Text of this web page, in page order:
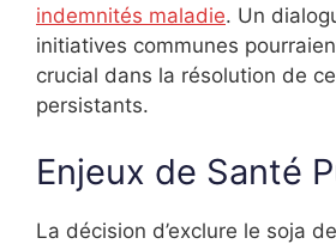
indemnités maladie. Un
initiatives communes
crucial dans la résolution de
persistants.
Enjeux de Santé
La décision d’exclure le soja